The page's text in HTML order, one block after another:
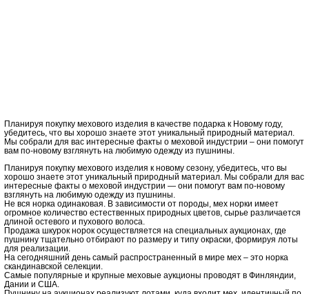
Планируя покупку мехового изделия в качестве подарка к Новому году,
убедитесь, что вы хорошо знаете этот уникальный природный материал.
Мы собрали для вас интересные факты о меховой индустрии – они помогут
вам по-новому взглянуть на любимую одежду из пушнины.
Планируя покупку мехового изделия к новому сезону, убедитесь, что вы
хорошо знаете этот уникальный природный материал. Мы собрали для вас
интересные факты о меховой индустрии — они помогут вам по-новому
взглянуть на любимую одежду из пушнины.
Не вся норка одинаковая. В зависимости от породы, мех норки имеет
огромное количество естественных природных цветов, сырье различается
длиной остевого и пухового волоса.
Продажа шкурок норок осуществляется на специальных аукционах, где
пушнину тщательно отбирают по размеру и типу окраски, формируя лоты
для реализации.
На сегодняшний день самый распространенный в мире мех – это норка
скандинавской селекции.
Самые популярные и крупные меховые аукционы проводят в Финляндии,
Дании и США.